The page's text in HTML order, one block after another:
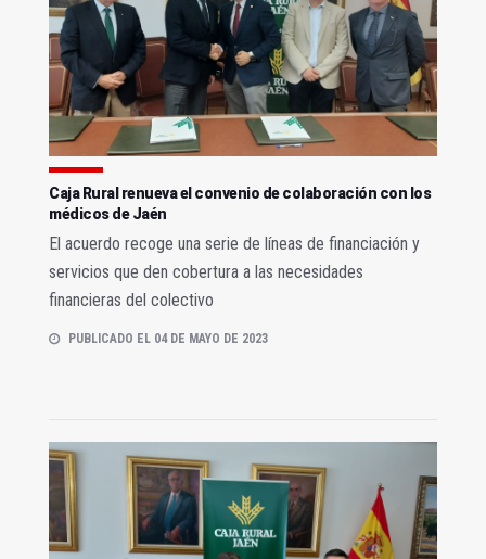
Caja Rural renueva el convenio de colaboración con los
médicos de Jaén
El acuerdo recoge una serie de líneas de financiación y
servicios que den cobertura a las necesidades
financieras del colectivo
PUBLICADO EL 04 DE MAYO DE 2023